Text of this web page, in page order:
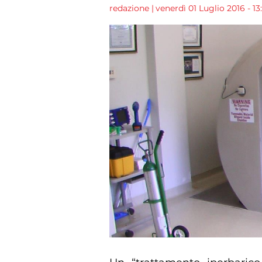
redazione | venerdì 01 Luglio 2016 -